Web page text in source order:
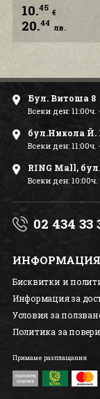
10.45 €
20.44 лв.
Бул. Витоша 8
Всеки ден: 11:00ч.
бул.Никола Й.
Всеки ден: 11:00ч.
RING Mall,
Всеки ден: 10:00ч.
02 434 33
ИНФОРМАЦИЯ
Бисквитки и
Информация за
Условия за
Политика за
Примаме разплащания